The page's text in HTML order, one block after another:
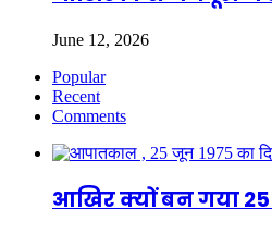
June 12, 2026
Popular
Recent
Comments
आखिर क्यों बन गया 25